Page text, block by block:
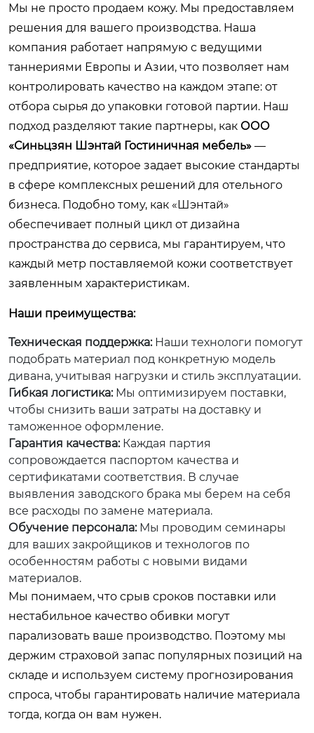
Мы не просто продаем кожу. Мы предоставляем
решения для вашего производства. Наша
компания работает напрямую с ведущими
таннериями Европы и Азии, что позволяет нам
контролировать качество на каждом этапе: от
отбора сырья до упаковки готовой партии. Наш
подход разделяют такие партнеры, как ООО
«Синьцзян Шэнтай Гостиничная мебель» —
предприятие, которое задает высокие стандарты
в сфере комплексных решений для отельного
бизнеса. Подобно тому, как «Шэнтай»
обеспечивает полный цикл от дизайна
пространства до сервиса, мы гарантируем, что
каждый метр поставляемой кожи соответствует
заявленным характеристикам.
Наши преимущества:
Техническая поддержка:Наши технологи помогут
подобрать материал под конкретную модель
дивана, учитывая нагрузки и стиль эксплуатации.
Гибкая логистика:Мы оптимизируем поставки,
чтобы снизить ваши затраты на доставку и
таможенное оформление.
Гарантия качества:Каждая партия
сопровождается паспортом качества и
сертификатами соответствия. В случае
выявления заводского брака мы берем на себя
все расходы по замене материала.
Обучение персонала:Мы проводим семинары
для ваших закройщиков и технологов по
особенностям работы с новыми видами
материалов.
Мы понимаем, что срыв сроков поставки или
нестабильное качество обивки могут
парализовать ваше производство. Поэтому мы
держим страховой запас популярных позиций на
складе и используем систему прогнозирования
спроса, чтобы гарантировать наличие материала
тогда, когда он вам нужен.